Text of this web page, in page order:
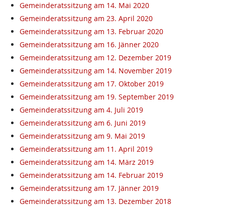
Gemeinderatssitzung am 14. Mai 2020
Gemeinderatssitzung am 23. April 2020
Gemeinderatssitzung am 13. Februar 2020
Gemeinderatssitzung am 16. Jänner 2020
Gemeinderatssitzung am 12. Dezember 2019
Gemeinderatssitzung am 14. November 2019
Gemeinderatssitzung am 17. Oktober 2019
Gemeinderatssitzung am 19. September 2019
Gemeinderatssitzung am 4. Juli 2019
Gemeinderatssitzung am 6. Juni 2019
Gemeinderatssitzung am 9. Mai 2019
Gemeinderatssitzung am 11. April 2019
Gemeinderatssitzung am 14. März 2019
Gemeinderatssitzung am 14. Februar 2019
Gemeinderatssitzung am 17. Jänner 2019
Gemeinderatssitzung am 13. Dezember 2018